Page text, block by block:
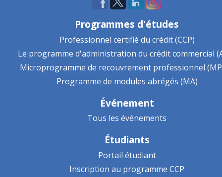
Programmes d'études
Professionnel certifié du crédit (CCP)
Le programme d'administration du crédit commercial
Microprogramme de recouvrement professionnel
Programme de modules abrégés (MA)
Événement
Tous les événements
Étudiants
Portail étudiant
Inscription au programme CCP